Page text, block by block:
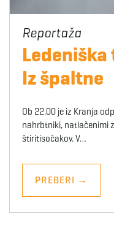
Iz špaltne
Ob 22.00 je iz Kranja
nahrbtniki, natlačenimi
štiritisočakov. V…
PREBERI →